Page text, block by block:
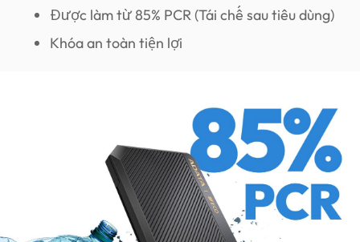
Được làm từ 85% PCR (Tái chế sau tiêu dùng)
Khóa an toàn tiện lợi